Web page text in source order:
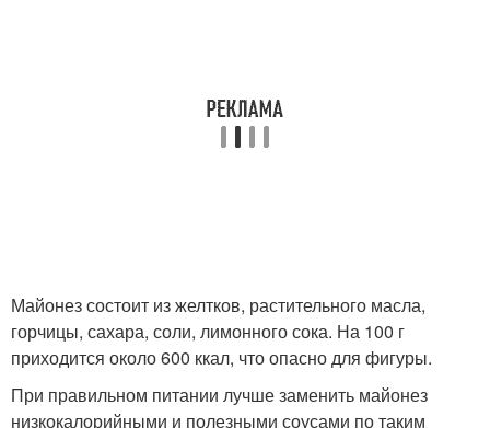
Майонез состоит из желтков, растительного масла,
горчицы, сахара, соли, лимонного сока. На 100 г
приходится около 600 ккал, что опасно для фигуры.
При правильном питании лучше заменить майонез
низкокалорийными и полезными соусами по таким